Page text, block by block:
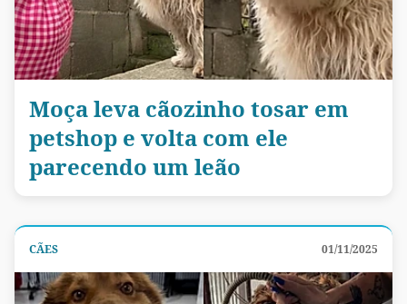
Moça leva cãozinho tosar em
petshop e volta com ele
parecendo um leão
CÃES 01/11/2025